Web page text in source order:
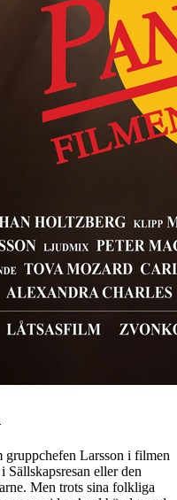
gruppchefen Larsson i filmen
Sällskapsresan eller den
Men trots sina folkliga